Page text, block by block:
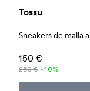
Tossu
Sneakers de malla
150 €
250 € -40%